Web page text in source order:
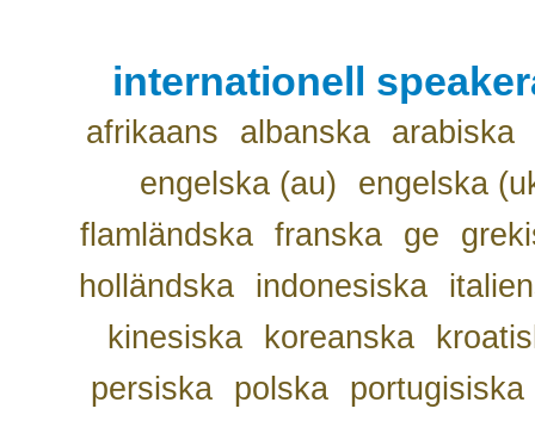
internationell
afrikaans albanska
arabiska
engelska (au)
engelska
flamländska franska ge
holländska
indonesiska
kinesiska
koreanska
persiska
polska
portugisiska